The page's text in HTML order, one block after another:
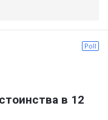
Poll
в 12